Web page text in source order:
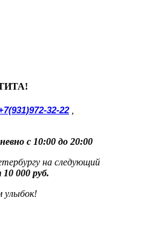
32-22,
с 10:00 до 20:00
на следующий
000 руб.
улыбок!